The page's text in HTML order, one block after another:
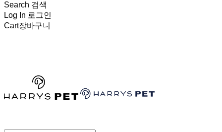
Search 검색
Log In 로그인
Cart장바구니